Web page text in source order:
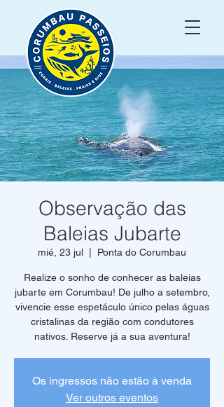
Observação das
Baleias Jubarte
mié, 23 jul Ponta do Corumbau
Realize o sonho de conhecer as baleias
jubarte em Corumbau! De julho a setembro,
vivencie esse espetáculo único pelas águas
cristalinas da região com condutores
Os ingressos não estão à venda
Ver outros eventos